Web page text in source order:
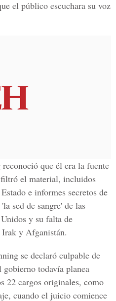
el público escuchara su voz
que él era la fuente
el material, incluidos
e informes secretos de
sed de sangre' de las
y su falta de
y Afganistán.
se declaró culpable de
gobierno todavía planea
22 cargos originales, como
cuando el juicio comience